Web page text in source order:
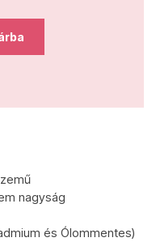
nagyság
és Ólommentes)